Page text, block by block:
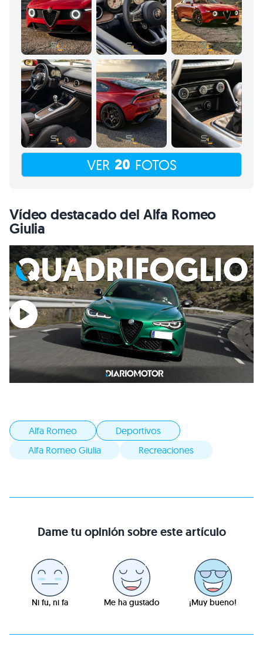
VER 20 FOTOS
Vídeo destacado del Alfa Romeo
Giulia
Alfa Romeo
Deportivos
Alfa Romeo Giulia
Recreaciones
Dame tu opinión sobre este artículo
Ni fu, ni fa Me ha gustado ¡Muy bueno!